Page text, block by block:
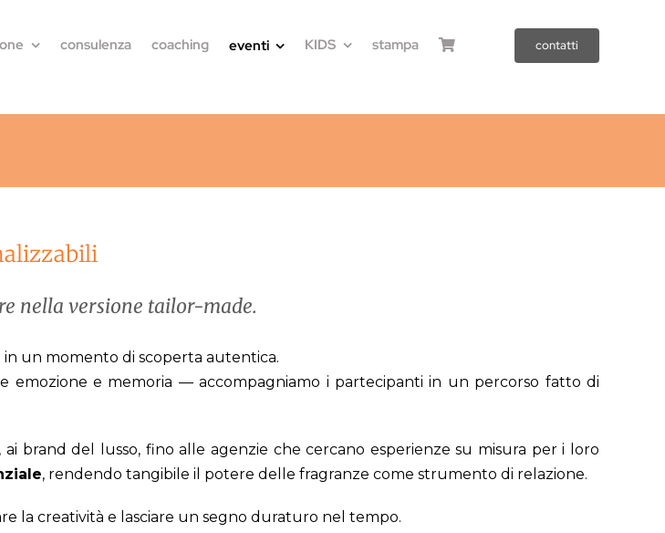
consulenza coaching eventi KIDS stampa contatti
nella versione tailor-made.
un momento di scoperta autentica.
emozione e memoria — accompagniamo i partecipanti in un percorso fatto di
brand del lusso, fino alle agenzie che cercano esperienze su misura per i loro
, rendendo tangibile il potere delle fragranze come strumento di relazione.
la creatività e lasciare un segno duraturo nel tempo.